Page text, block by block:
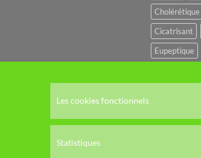
Les cookies fonctionnels
Statistiques
Cholérétique
Cicatrisant
Eupeptique